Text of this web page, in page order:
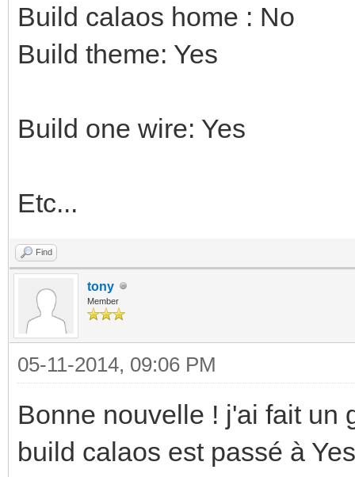
Build calaos home : No
Build theme: Yes
Build one wire: Yes
Etc...
Find
tony
Member
05-11-2014, 09:06 PM
Bonne nouvelle ! j'ai fait un
build calaos est passé à